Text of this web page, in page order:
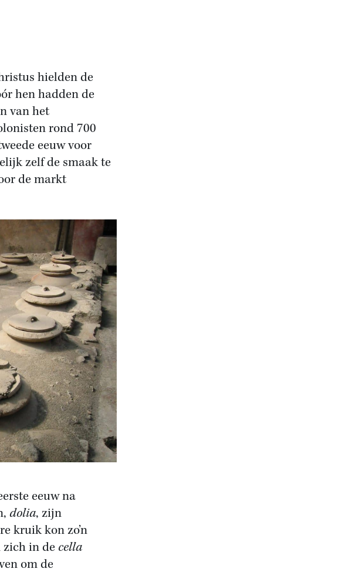
hielden de
hen hadden de
van het
rond 700
eeuw voor
zelf de smaak te
de markt
eeuw na
dolia, zijn
kruik kon zo’n
zich in de cella
om de